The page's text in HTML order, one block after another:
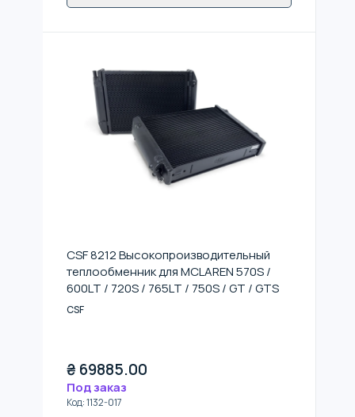
CSF 8212 Высокопроизводительный
теплообменник для MCLAREN 570S /
600LT / 720S / 765LT / 750S / GT / GTS
CSF
₴ 69885.00
Под заказ
Код:1132-017